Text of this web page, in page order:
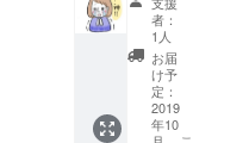
絵葉書
・優し
い未来
サイン
入り写
ちゃ
へ】 プ
ロジェ
クト限
定特典
り！！
・CD付
者：
1人
お届
け予
定：
2019
年10